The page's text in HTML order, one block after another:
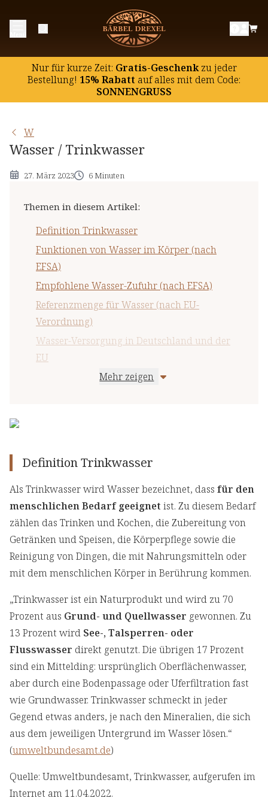
Nur für kurze Zeit: Gratis-Geschenkzu jeder
Bestellung! 15% Rabatt auf alles mit dem Code:
SONNENGRUSS
W
Wasser / Trinkwasser
27. März 2023 6 Minuten
Themen in diesem Artikel:
Definition Trinkwasser
Funktionen von Wasser im Körper (nach
EFSA)
Empfohlene Wasser-Zufuhr (nach EFSA)
Referenzmenge für Wasser (nach EU-
Verordnung)
Wasser-Versorgung in Deutschland und der
EU
Wasser in Lebensmitteln
Mehr zeigen
Definition Trinkwasser
Funktionen von Wasser im Körper (nach EFSA)
Empfohlene Wasser-Zufuhr (nach EFSA)
Referenzmenge für Wasser (nach EU-Verordnung)
Wasser-Versorgung in Deutschland und der EU
Maximale Wasser-Aufnahme pro Tag
Wichtige Hinweise
Definition Trinkwasser
Als Trinkwasser wird Wasser bezeichnet, dass für den
menschlichen Bedarf geeignet ist. Zu diesem Bedarf
zählen das Trinken und Kochen, die Zubereitung von
Getränken und Speisen, die Körperpflege sowie die
Reinigung von Dingen, die mit Nahrungsmitteln oder
mit dem menschlichen Körper in Berührung kommen.
„Trinkwasser ist ein Naturprodukt und wird zu 70
Prozent aus Grund- und Quellwasser gewonnen. Zu
13 Prozent wird See-, Talsperren- oder
Flusswasser direkt genutzt. Die übrigen 17 Prozent
sind ein Mittelding: ursprünglich Oberflächenwasser,
aber durch eine Bodenpassage oder Uferfiltration fast
wie Grundwasser. Trinkwasser schmeckt in jeder
Gegend etwas anders, je nach den Mineralien, die sich
aus dem jeweiligen Untergrund im Wasser lösen.“
(umweltbundesamt.de)
Quelle: Umweltbundesamt, Trinkwasser, aufgerufen im
Internet am 11.04.2022.